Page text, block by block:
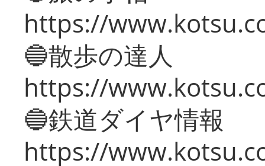
https://
🔵散歩の達人
https://
🔵鉄道ダイヤ情報
https://